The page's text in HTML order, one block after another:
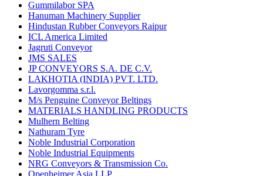
Gummilabor SPA
Hanuman Machinery Supplier
Hindustan Rubber Conveyors Raipur
ICL America Limited
Jagruti Conveyor
JMS SALES
JP CONVEYORS S.A. DE C.V.
LAKHOTIA (INDIA) PVT. LTD.
Lavorgomma s.r.l.
M/s Penguine Conveyor Beltings
MATERIALS HANDLING PRODUCTS
Mulhern Belting
Nathuram Tyre
Noble Industrial Corporation
Noble Industrial Equipments
NRG Conveyors & Transmission Co.
Openheimer Asia LLP